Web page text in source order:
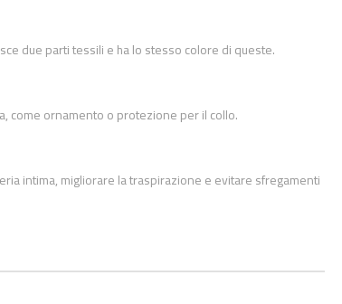
due parti tessili e ha lo stesso colore di queste.
come ornamento o protezione per il collo.
intima, migliorare la traspirazione e evitare sfregamenti